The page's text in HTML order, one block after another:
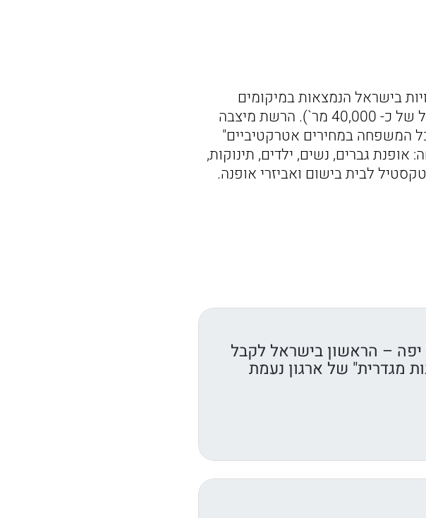
מעל 1,000 עובדים ומפעילה 27 חנויות בישראל הנמצאות במיקומים
מרכזיים, במרכזי קניות ובפאוור סנטרים (שטח מסחר כולל של כ- 40,000 מר`). הרשת מיצבה
המשפחה במחירים אטרקטיביים"
גברים, נשים, ילדים, תינוקות,
לבית בישום ואביזרי אופנה.
יפה – הראשון בישראל לקבל
מגדרית" של ארגון נעמת